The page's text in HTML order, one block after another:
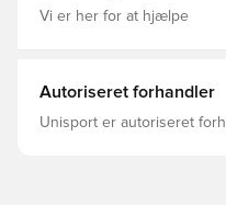
Vi er her for at hjælpe
Autoriseret forhandler
Unisport er autoriseret